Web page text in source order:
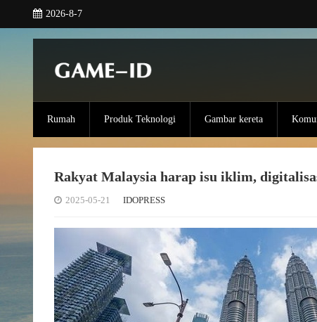
2026-8-7
Rumah Produk Teknologi Gambar kereta
Rakyat Malaysia harap isu iklim,
2025-05-21 IDOPRESS